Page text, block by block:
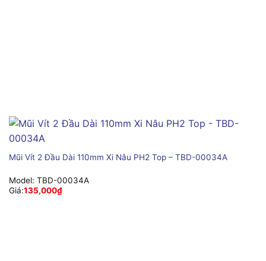
Mũi Vít 2 Đầu Dài 110mm Xi Nâu PH2 Top – TBD-00034A
Model: TBD-00034A
Giá:135,000₫